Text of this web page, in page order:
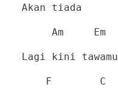
Akan tiada
Am Em
Lagi kini tawamu
F C